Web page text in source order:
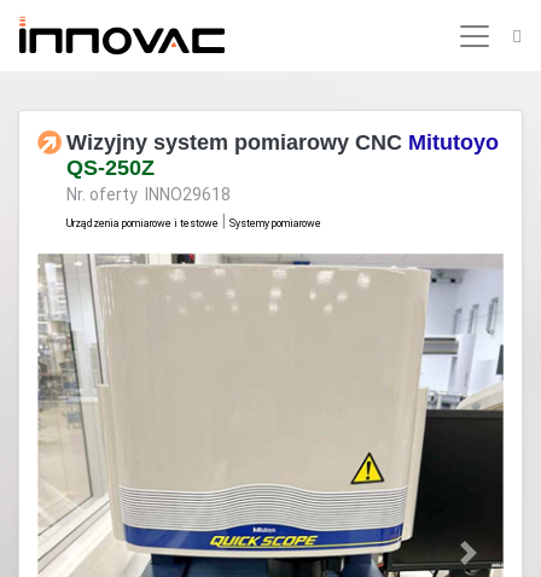
Wizyjny system pomiarowy CNC Mitutoyo
QS-250Z
Nr. oferty INNO29618
Urządzenia pomiarowe i testowe Systemy pomiarowe
Previous Next